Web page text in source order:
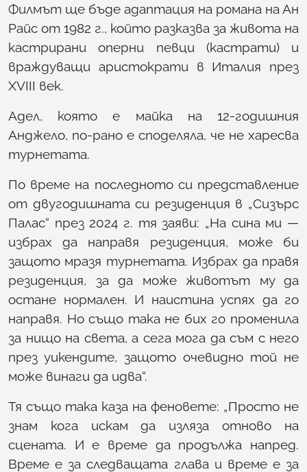
Филмът ще бъде адаптация на романа на Ан
Райс от 1982 г., който разказва за живота на
кастрирани оперни певци (кастрати) и
враждуващи аристократи в Италия през
XVIII век.
Адел, която е майка на 12-годишния
Анджело, по-рано е споделяла, че не харесва
турнетата.
По време на последното си представление
от двугодишната си резиденция в „Сизърс
Палас“ през 2024 г. тя заяви: „На сина ми —
избрах да направя резиденция, може би
защото мразя турнетата. Избрах да правя
резиденция, за да може животът му да
остане нормален. И наистина успях да го
направя. Но също така не бих го променила
за нищо на света, а сега мога да съм с него
през уикендите, защото очевидно той не
може винаги да идва“.
Тя също така каза на феновете: „Просто не
знам кога искам да изляза отново на
сцената. И е време да продължа напред.
Време е за следващата глава и време е за